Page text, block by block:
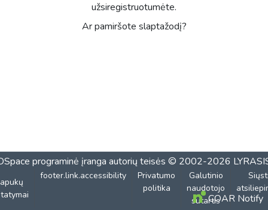
užsiregistruotumėte.
Ar pamiršote slaptažodį?
programinė įranga autorių teisės © 2002-2026
footer.link.accessibility
Privatumo
politika
Galutinio
naudotojo
sutartisCOAR Notify